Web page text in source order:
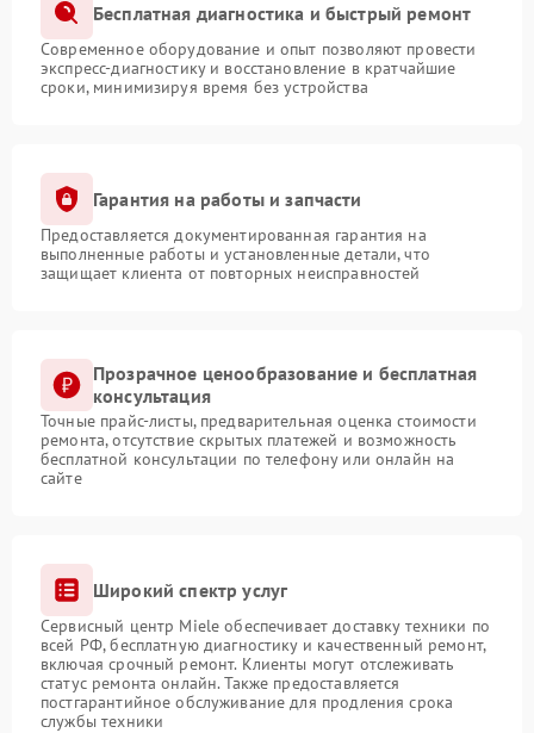
Бесплатная диагностика и быстрый ремонт
Современное оборудование и опыт позволяют провести
экспресс-диагностику и восстановление в кратчайшие
сроки, минимизируя время без устройства
Гарантия на работы и запчасти
Предоставляется документированная гарантия на
выполненные работы и установленные детали, что
защищает клиента от повторных неисправностей
Прозрачное ценообразование и бесплатная
консультация
Точные прайс-листы, предварительная оценка стоимости
ремонта, отсутствие скрытых платежей и возможность
бесплатной консультации по телефону или онлайн на
сайте
Широкий спектр услуг
Сервисный центр Miele обеспечивает доставку техники по
всей РФ, бесплатную диагностику и качественный ремонт,
включая срочный ремонт. Клиенты могут отслеживать
статус ремонта онлайн. Также предоставляется
постгарантийное обслуживание для продления срока
службы техники